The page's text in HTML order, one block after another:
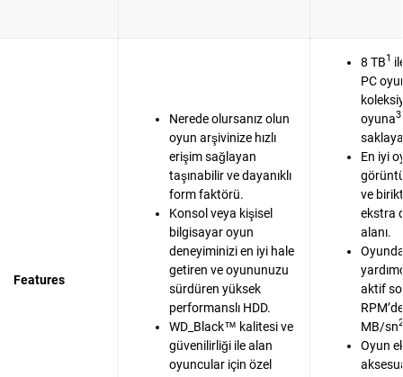
Features
Nerede olursanız olun
oyun arşivinize hızlı
erişim sağlayan
taşınabilir ve dayanıklı
form faktörü.
Konsol veya kişisel
bilgisayar oyun
deneyiminizi en iyi hale
getiren ve oyununuzu
sürdüren yüksek
performanslı HDD.
WD_Black™ kalitesi ve
güvenilirliği ile alan
oyuncular için özel
8 TB1
PC
oyuna3
En iyi
ve
ekstra
alanı.
aktif
MB/sn2
Oyun